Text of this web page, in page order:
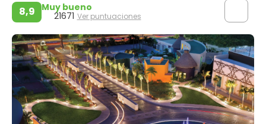
8,9 Muy bueno
21671 Ver puntuaciones